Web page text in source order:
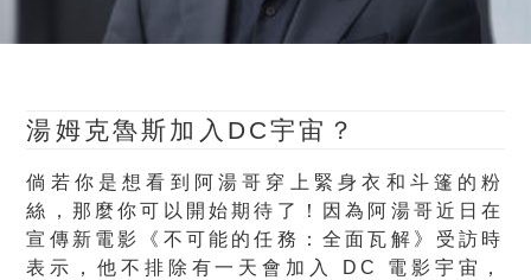
湯姆克魯斯加入DC宇宙？
倘若你是想看到阿湯哥穿上緊身衣和斗篷的粉
絲，那麼你可以開始期待了！因為阿湯哥近日在
宣傳新電影《不可能的任務：全面瓦解》受訪時
表示，他不排除有一天會加入 DC 電影宇宙，